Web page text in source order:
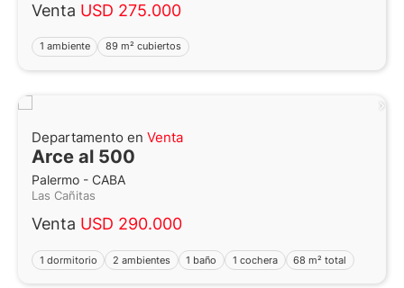
Venta USD 275.000
1 ambiente 89 m² cubiertos
Departamento en Venta
Arce al 500
Palermo - CABA
Las Cañitas
Venta USD 290.000
1 dormitorio 2 ambientes 1 baño 1 cochera 68 m² total